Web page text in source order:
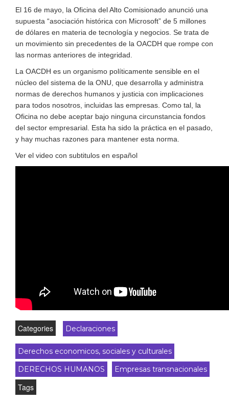
El 16 de mayo, la Oficina del Alto Comisionado anunció una
supuesta “asociación histórica con Microsoft” de 5 millones
de dólares en materia de tecnología y negocios. Se trata de
un movimiento sin precedentes de la OACDH que rompe con
las normas anteriores de integridad.
La OACDH es un organismo políticamente sensible en el
núcleo del sistema de la ONU, que desarrolla y administra
normas de derechos humanos y justicia con implicaciones
para todos nosotros, incluidas las empresas. Como tal, la
Oficina no debe aceptar bajo ninguna circunstancia fondos
del sector empresarial. Esta ha sido la práctica en el pasado,
y hay muchas razones para mantener esta norma.
Ver el video con subtitulos en español
Categories Declaraciones
Derechos economicos, sociales y culturales
DERECHOS HUMANOS
Empresas transnacionales
Tags